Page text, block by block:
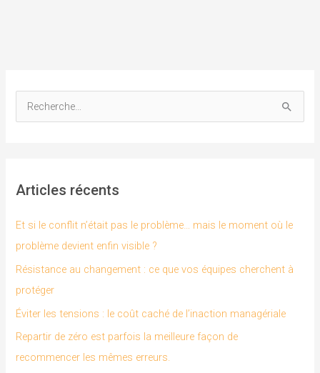
e
h
e
r
:
Articles récents
Et si le conflit n’était pas le problème… mais le moment où le
problème devient enfin visible ?
Résistance au changement : ce que vos équipes cherchent à
protéger
Éviter les tensions : le coût caché de l’inaction managériale
Repartir de zéro est parfois la meilleure façon de
recommencer les mêmes erreurs.